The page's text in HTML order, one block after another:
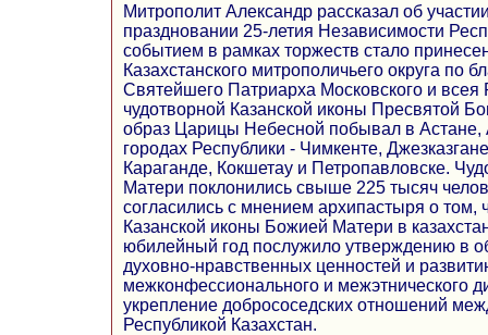
Митрополит Александр рассказал об
праздновании 25-летия Независимости
событием в рамках торжеств стало
Казахстанского митрополичьего округа по
Святейшего Патриарха Московского и всея
чудотворной Казанской иконы Пресвятой
образ Царицы Небесной побывал в Астане,
городах Республики - Чимкенте,
Караганде, Кокшетау и Петропавловске.
Матери поклонились свыше 225 тысяч
согласились с мнением архипастыря о том,
Казанской иконы Божией Матери в
юбилейный год послужило утверждению в
духовно-нравственных ценностей и
межконфессионального и межэтнического
укрепление добрососедских отношений
Республикой Казахстан.